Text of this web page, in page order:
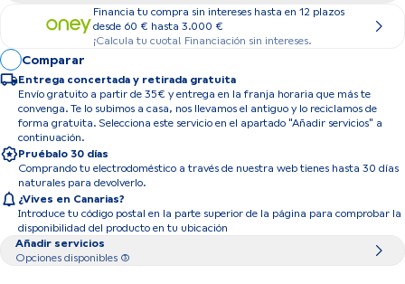
Financia tu compra sin intereses hasta en 12 plazos
desde 60 € hasta 3.000 €
¡Calcula tu cuota! Financiación sin intereses.
Comparar
Entrega concertada y retirada gratuita
Envío gratuito a partir de 35€ y entrega en la franja horaria que más te
convenga. Te lo subimos a casa, nos llevamos el antiguo y lo reciclamos de
forma gratuita. Selecciona este servicio en el apartado "Añadir servicios" a
continuación.
Pruébalo 30 días
Comprando tu electrodoméstico a través de nuestra web tienes hasta 30 días
naturales para devolverlo.
¿Vives en Canarias?
Introduce tu código postal en la parte superior de la página para comprobar la
disponibilidad del producto en tu ubicación
Añadir servicios
Opciones disponibles (3)